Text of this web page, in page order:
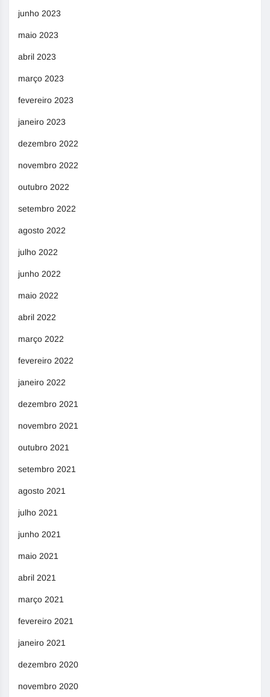
junho 2023
maio 2023
abril 2023
março 2023
fevereiro 2023
janeiro 2023
dezembro 2022
novembro 2022
outubro 2022
setembro 2022
agosto 2022
julho 2022
junho 2022
maio 2022
abril 2022
março 2022
fevereiro 2022
janeiro 2022
dezembro 2021
novembro 2021
outubro 2021
setembro 2021
agosto 2021
julho 2021
junho 2021
maio 2021
abril 2021
março 2021
fevereiro 2021
janeiro 2021
dezembro 2020
novembro 2020